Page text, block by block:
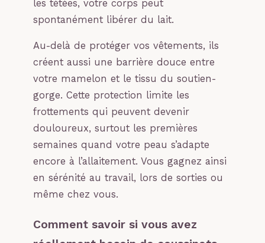
les tétées, votre corps peut
spontanément libérer du lait.
Au-delà de protéger vos vêtements, ils
créent aussi une barrière douce entre
votre mamelon et le tissu du soutien-
gorge. Cette protection limite les
frottements qui peuvent devenir
douloureux, surtout les premières
semaines quand votre peau s’adapte
encore à l’allaitement. Vous gagnez ainsi
en sérénité au travail, lors de sorties ou
même chez vous.
Comment savoir si vous avez